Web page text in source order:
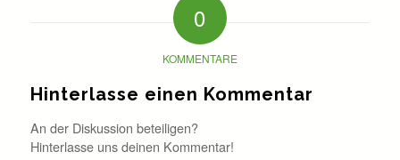
0
KOMMENTARE
Hinterlasse einen Kommentar
An der Diskussion beteiligen?
Hinterlasse uns deinen Kommentar!